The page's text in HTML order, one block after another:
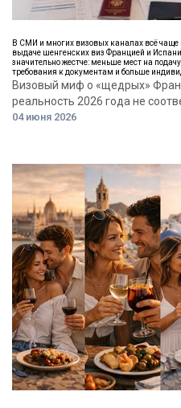
В СМИ и многих визовых каналах всё
выдаче шенгенских виз Францией и
значительно жестче: меньше мест на
требования к документам и больше
Визовый миф о «щедрых»
реальность 2026 года не
04 июня 2026